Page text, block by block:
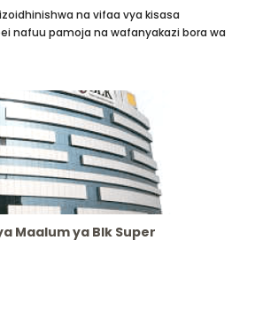
na vifaa vya kisasa
nafuu pamoja na wafanyakazi bora wa
Maalum ya Blk Super